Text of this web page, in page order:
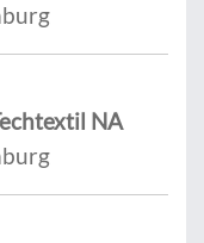
NA